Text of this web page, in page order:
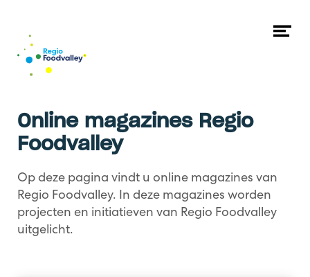
Online magazines Regio
Foodvalley
Op deze pagina vindt u online magazines van
Regio Foodvalley. In deze magazines worden
projecten en initiatieven van Regio Foodvalley
uitgelicht.